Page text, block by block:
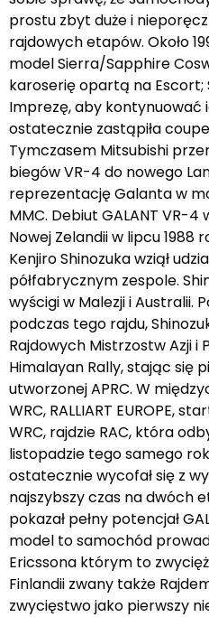
prostu zbyt duże i
rajdowych etapów. Około
model Sierra/Sapphire
karoserię opartą na Escort;
Imprezę, aby kontynuować
ostatecznie zastąpiła
Tymczasem Mitsubishi
biegów VR-4 do nowego
reprezentację Galanta w
MMC. Debiut GALANT VR-4
Nowej Zelandii w lipcu 1988
Kenjiro Shinozuka wziął
półfabrycznym zespole.
wyścigi w Malezji i Australii.
podczas tego rajdu,
Rajdowych Mistrzostw Azji i
Himalayan Rally, stając się
utworzonej APRC. W
WRC, RALLIART EUROPE,
WRC, rajdzie RAC, która
listopadzie tego samego
ostatecznie wycofał się z
najszybszy czas na dwóch
pokazał pełny potencjał
model to samochód
Ericssona którym to
Finlandii zwany także
zwycięstwo jako pierwszy